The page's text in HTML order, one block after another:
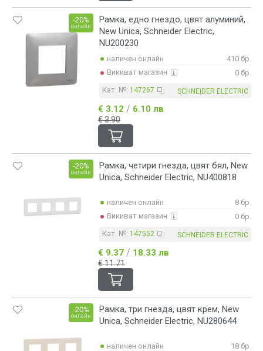
Рамка, едно гнездо, цвят алуминий,
New Unica, Schneider Electric,
NU200230
-20%
онлайн
наличен онлайн
410 бр.
Викиват магазин
0 бр.
Кат. №: 147267 SCHNEIDER ELECTRIC
€ 3.12 / 6.10 лв
€ 3.90
Рамка, четири гнезда, цвят бял, New
Unica, Schneider Electric, NU400818
-20%
онлайн
наличен онлайн
8 бр.
Викиват магазин
0 бр.
Кат. №: 147552 SCHNEIDER ELECTRIC
€ 9.37 / 18.33 лв
€ 11.71
Рамка, три гнезда, цвят крем, New
Unica, Schneider Electric, NU280644
-20%
онлайн
наличен онлайн
18 бр.